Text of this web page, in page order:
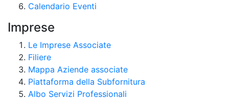
Calendario Eventi
Imprese
Le Imprese Associate
Filiere
Mappa Aziende associate
Piattaforma della Subfornitura
Albo Servizi Professionali